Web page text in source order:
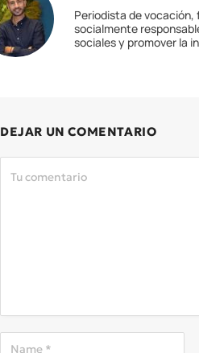
Periodista de
socialmente
sociales y promover la
DEJAR UN COMENTARIO